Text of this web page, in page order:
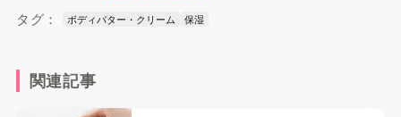
タグ： ボディバター・クリーム 保湿
関連記事